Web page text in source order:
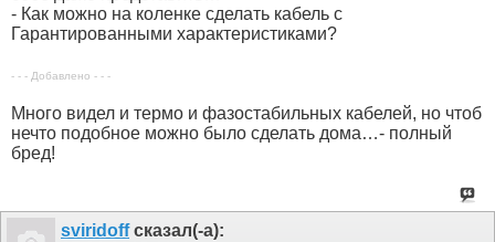
- Как можно на коленке сделать кабель с
Гарантированными характеристиками?
- - - Добавлено - - -
Много видел и термо и фазостабильных кабелей, но чтоб
нечто подобное можно было сделать дома…- полный
бред!
sviridoffсказал(-а):